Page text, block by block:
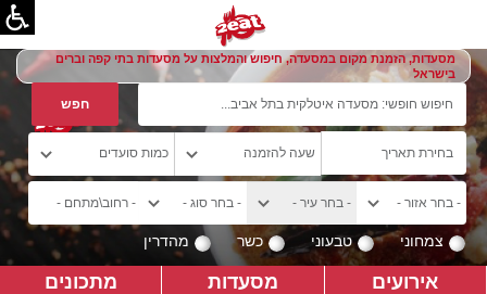
מסעדות, הזמנת מקום במסעדה, חיפוש והמלצות על מסעדות בתי קפה וברים
בישראל
צמחוני טבעוני כשר מהדרין
אירועים מסעדות מתכונים